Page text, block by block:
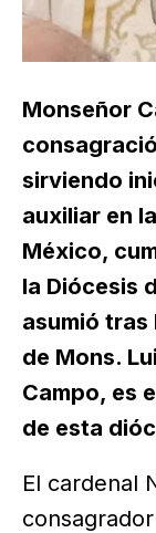
Monseñor
sirviendo
auxiliar en
México,
la Diócesis
asumió tras
de Mons.
Campo, es
de esta
El cardenal